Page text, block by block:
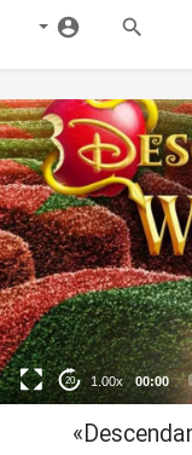
00:00
1.00x
20